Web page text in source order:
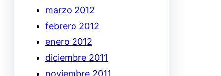
marzo 2012
febrero 2012
enero 2012
diciembre 2011
noviembre 2011